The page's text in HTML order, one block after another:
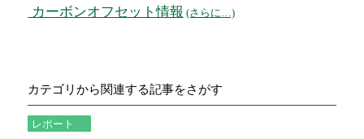
カーボンオフセット情報 (さらに…)
カテゴリから関連する記事をさがす
レポート